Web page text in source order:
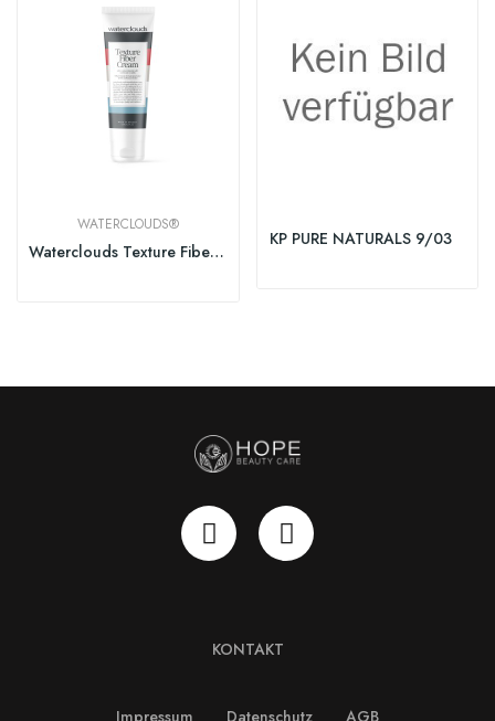
WATERCLOUDS®
Waterclouds Texture Fiber Cream 125ml
KP PURE NATURALS 9/03
KONTAKT